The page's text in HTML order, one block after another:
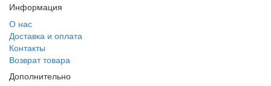
Информация
О нас
Доставка и оплата
Контакты
Возврат товара
Дополнительно